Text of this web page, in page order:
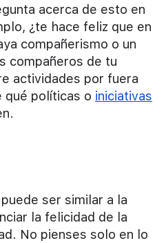
acerca de esto en
¿te hace feliz que en
compañerismo o un
compañeros de tu
actividades por fuera
qué políticas o iniciativas
ser similar a la
la felicidad de la
No pienses solo en lo